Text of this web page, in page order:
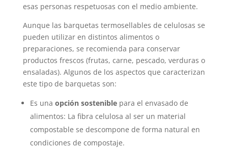
esas personas respetuosas con el medio ambiente.
Aunque las barquetas termosellables de celulosas se
pueden utilizar en distintos alimentos o
preparaciones, se recomienda para conservar
productos frescos (frutas, carne, pescado, verduras o
ensaladas). Algunos de los aspectos que caracterizan
este tipo de barquetas son:
Es una opción sosteniblepara el envasado de
alimentos: La fibra celulosa al ser un material
compostable se descompone de forma natural en
condiciones de compostaje.